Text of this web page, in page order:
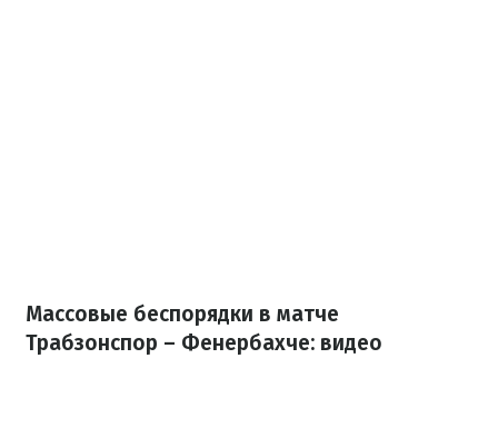
Массовые беспорядки в матче
Трабзонспор – Фенербахче: видео